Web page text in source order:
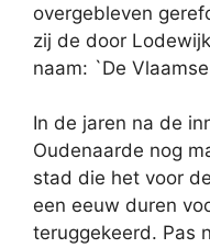
overgebleven
zij de door
naam: `De Vlaamse
In de jaren na de
Oudenaarde nog
stad die het voor
een eeuw duren
teruggekeerd. Pas